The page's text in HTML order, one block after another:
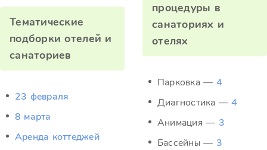
Тематические
подборки отелей и
санаториев
23 февраля
8 марта
Аренда коттеджей
процедуры в
санаториях и
отелях
Парковка — 4
Диагностика —4
Анимация — 3
Бассейны — 3